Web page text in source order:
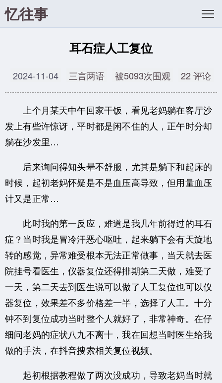
忆往事
耳石症人工复位
2024-11-04 三言两语 被5093次围观 22 评论
上个月某天中午回家干饭，看见老妈躺在客厅沙
发上有些许惊讶，平时都是闲不住的人，正午时分却
躺在沙发里…
后来询问得知头晕不舒服，尤其是躺下和起床的
时候，起初老妈怀疑是不是血压高导致，但用量血压
计又是正常…
此时我的第一反应，难道是我几年前得过的耳石
症？当时我是冒冷汗恶心呕吐，起来躺下会有天旋地
转的感觉，异常难受根本无法正常做事，当天就去医
院挂号看医生，仪器复位还得排期第二天做，难受了
一天，第二天去到医生说可以做了人工复位也可以仪
器复位，效果差不多价格差一半，选择了人工。十分
钟不到复位成功当时整个人就好了，非常神奇。在仔
细问老妈的症状八九不离十，我在回想当时医生给我
做的手法，在抖音搜索相关复位视频。
起初根据教程做了两次没成功，导致老妈当时就